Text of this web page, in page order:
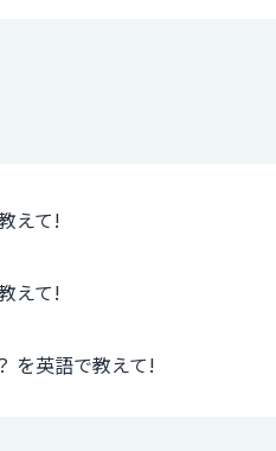
えて!
えて!
を英語で教えて!